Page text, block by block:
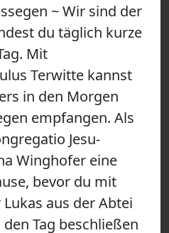
~ Wir sind der
du täglich kurze
Mit
Terwitte kannst
in den Morgen
empfangen. Als
Jesu-
Winghofer eine
bevor du mit
aus der Abtei
Tag beschließen